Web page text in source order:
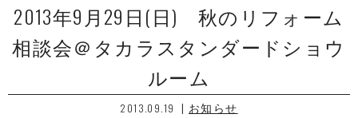
2013年9月29日(日) 秋のリフォーム
相談会＠タカラスタンダードショウ
ルーム
2013.09.19 | お知らせ